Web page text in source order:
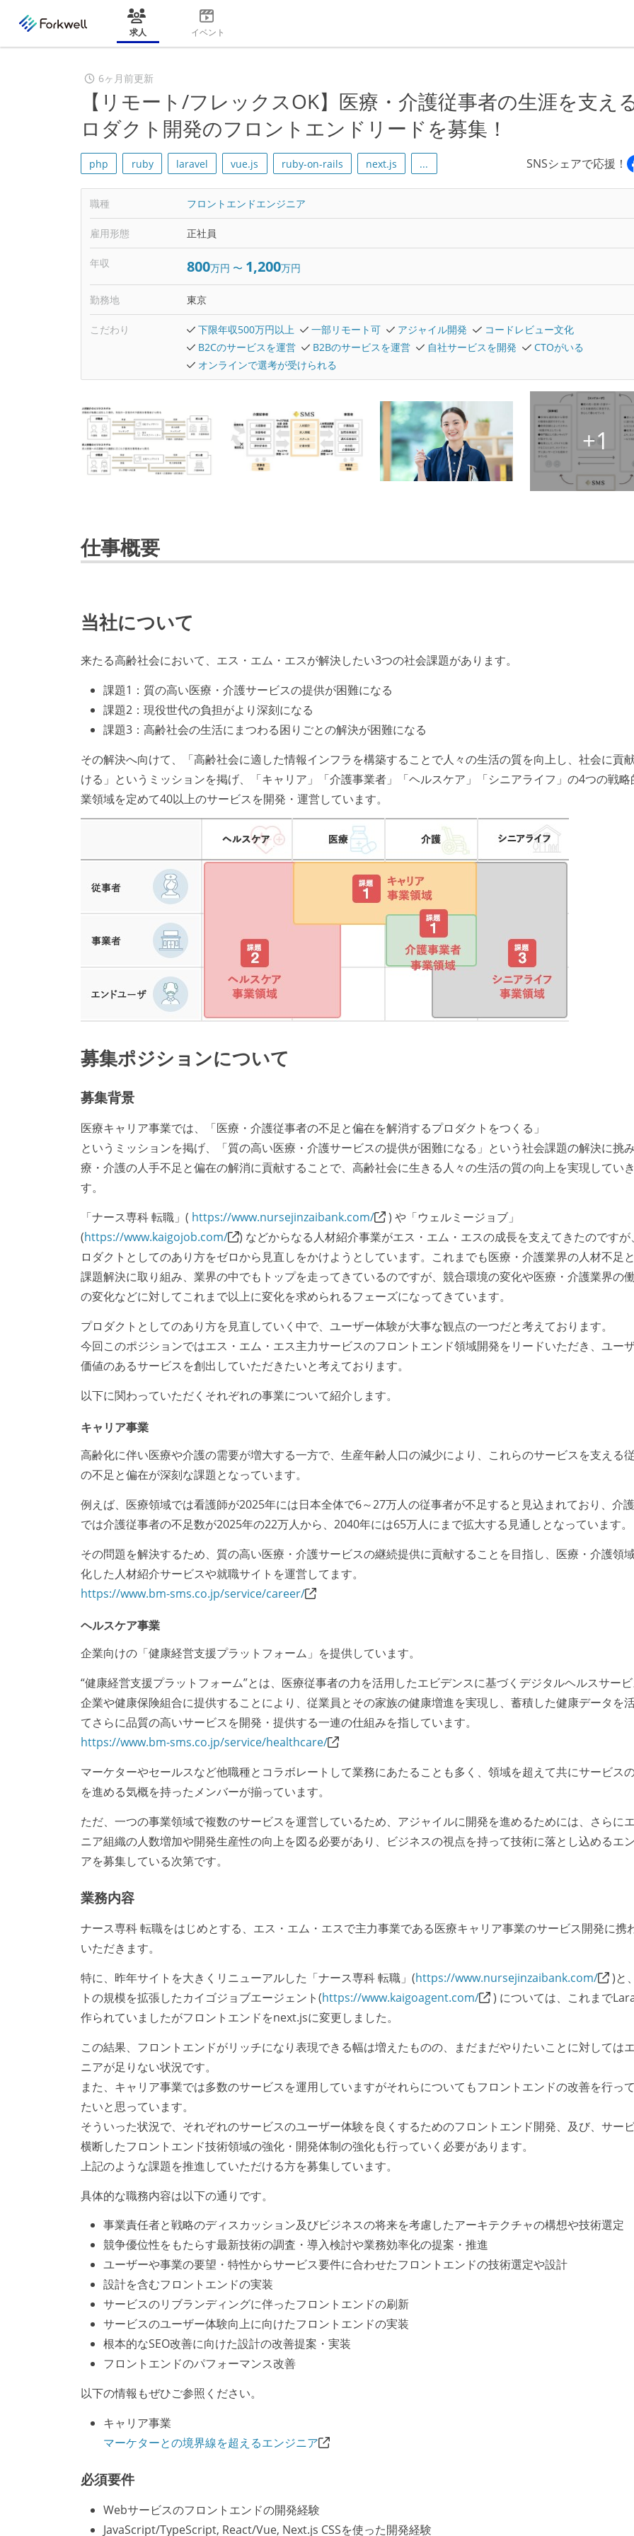
求人 イベント
6ヶ月前更新
【リモート/フレックスOK】医療・介護従事者の生涯を支え
ロダクト開発のフロントエンドリードを募集！
php ruby laravel vue.js ruby-on-rails next.js ... SNSシェアで応援！
職種 フロントエンドエンジニア
雇用形態 正社員
年収 800万円 〜 1,200万円
勤務地 東京
こだわり 下限年収500万円以上 一部リモート可 アジャイル開発
コードレビュー文化
B2Cのサービスを運営
B2Bのサービスを運営 自社サービスを開発
CTOがいる
オンラインで選考が受けられる
仕事概要
当社について
来たる高齢社会において、エス・エム・エスが解決したい3つの社会課題があります。
課題1：質の高い医療・介護サービスの提供が困難になる
課題2：現役世代の負担がより深刻になる
課題3：高齢社会の生活にまつわる困りごとの解決が困難になる
その解決へ向けて、「高齢社会に適した情報インフラを構築することで人々の生活の質を向上し、社会に貢
ける」というミッションを掲げ、「キャリア」「介護事業者」「ヘルスケア」「シニアライフ」の4つの戦略
業領域を定めて40以上のサービスを開発・運営しています。
募集ポジションについて
募集背景
医療キャリア事業では、「医療・介護従事者の不足と偏在を解消するプロダクトをつくる」
というミッションを掲げ、「質の高い医療・介護サービスの提供が困難になる」という社会課題の解決に挑
療・介護の人手不足と偏在の解消に貢献することで、高齢社会に生きる人々の生活の質の向上を実現してい
す。
「ナース専科 転職」( https://www.nursejinzaibank.com/
) や「ウェルミージョブ」
(https://www.kaigojob.com/
) などからなる人材紹介事業がエス・エム・エスの成長を支えてきたのですが
ロダクトとしてのあり方をゼロから見直しをかけようとしています。これまでも医療・介護業界の人材不足
課題解決に取り組み、業界の中でもトップを走ってきているのですが、競合環境の変化や医療・介護業界の
の変化などに対してこれまで以上に変化を求められるフェーズになってきています。
プロダクトとしてのあり方を見直していく中で、ユーザー体験が大事な観点の一つだと考えております。
今回このポジションではエス・エム・エス主力サービスのフロントエンド領域開発をリードいただき、ユー
価値のあるサービスを創出していただきたいと考えております。
以下に関わっていただくそれぞれの事業について紹介します。
キャリア事業
高齢化に伴い医療や介護の需要が増大する一方で、生産年齢人口の減少により、これらのサービスを支える
の不足と偏在が深刻な課題となっています。
例えば、医療領域では看護師が2025年には日本全体で6～27万人の従事者が不足すると見込まれており、介
では介護従事者の不足数が2025年の22万人から、2040年には65万人にまで拡大する見通しとなっています。
その問題を解決するため、質の高い医療・介護サービスの継続提供に貢献することを目指し、医療・介護領
化した人材紹介サービスや就職サイトを運営してます。
https://www.bm-sms.co.jp/service/career/
ヘルスケア事業
企業向けの「健康経営支援プラットフォーム」を提供しています。
“健康経営支援プラットフォーム”とは、医療従事者の力を活用したエビデンスに基づくデジタルヘルスサー
企業や健康保険組合に提供することにより、従業員とその家族の健康増進を実現し、蓄積した健康データを
てさらに品質の高いサービスを開発・提供する一連の仕組みを指しています。
https://www.bm-sms.co.jp/service/healthcare/
マーケターやセールスなど他職種とコラボレートして業務にあたることも多く、領域を超えて共にサービス
を進める気概を持ったメンバーが揃っています。
ただ、一つの事業領域で複数のサービスを運営しているため、アジャイルに開発を進めるためには、さらに
ニア組織の人数増加や開発生産性の向上を図る必要があり、ビジネスの視点を持って技術に落とし込めるエ
アを募集している次第です。
業務内容
ナース専科 転職をはじめとする、エス・エム・エスで主力事業である医療キャリア事業のサービス開発に携
いただきます。
特に、昨年サイトを大きくリニューアルした「ナース専科 転職」(https://www.nursejinzaibank.com/
)と
トの規模を拡張したカイゴジョブエージェント(https://www.kaigoagent.com/
) については、これまで
作られていましたがフロントエンドをnext.jsに変更しました。
この結果、フロントエンドがリッチになり表現できる幅は増えたものの、まだまだやりたいことに対しては
ニアが足りない状況です。
また、キャリア事業では多数のサービスを運用していますがそれらについてもフロントエンドの改善を行っ
たいと思っています。
そういった状況で、それぞれのサービスのユーザー体験を良くするためのフロントエンド開発、及び、サー
横断したフロントエンド技術領域の強化・開発体制の強化も行っていく必要があります。
上記のような課題を推進していただける方を募集しています。
具体的な職務内容は以下の通りです。
事業責任者と戦略のディスカッション及びビジネスの将来を考慮したアーキテクチャの構想や技術選定
競争優位性をもたらす最新技術の調査・導入検討や業務効率化の提案・推進
ユーザーや事業の要望・特性からサービス要件に合わせたフロントエンドの技術選定や設計
設計を含むフロントエンドの実装
サービスのリブランディングに伴ったフロントエンドの刷新
サービスのユーザー体験向上に向けたフロントエンドの実装
根本的なSEO改善に向けた設計の改善提案・実装
フロントエンドのパフォーマンス改善
以下の情報もぜひご参照ください。
キャリア事業
マーケターとの境界線を超えるエンジニア
必須要件
Webサービスのフロントエンドの開発経験
JavaScript/TypeScript, React/Vue, Next.js CSSを使った開発経験